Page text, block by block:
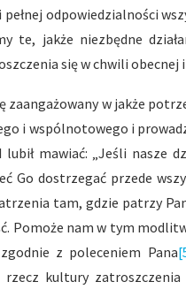
odpowiedzialności
te, jakże niezbędne
się w chwili obecnej i
zaangażowany w jakże
i wspólnotowego i
mawiać: „Jeśli nasze
Go dostrzegać przede
tam, gdzie patrzy
Pomoże nam w tym
z poleceniem Pana
kultury